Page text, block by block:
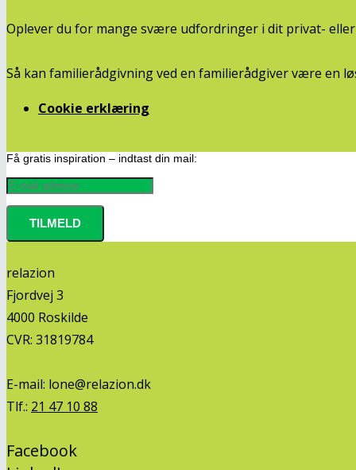
Oplever du for mange svære udfordringer i dit privat-
Så kan familierådgivning ved en familierådgiver være en
Cookie erklæring
Få gratis inspiration – indtast din mail:
relazion
Fjordvej 3
4000 Roskilde
CVR: 31819784
E-mail: lone@relazion.dk
Tlf.: 21 47 10 88
Facebook